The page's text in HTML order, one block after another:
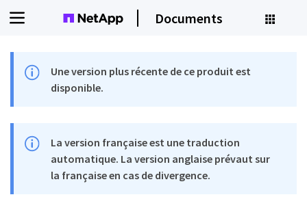
Documents
Une version plus récente de ce produit est
disponible.
La version française est une traduction
automatique. La version anglaise prévaut sur
la française en cas de divergence.